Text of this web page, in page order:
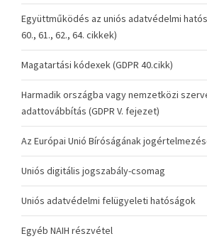
Együttműködés az uniós adatvédelmi
60., 61., 62., 64. cikkek)
Magatartási kódexek (GDPR 40.cikk)
Harmadik országba vagy nemzetközi
adattovábbítás (GDPR V. fejezet)
Az Európai Unió Bíróságának
Uniós digitális jogszabály-csomag
Uniós adatvédelmi felügyeleti hatóságok
Egyéb NAIH részvétel